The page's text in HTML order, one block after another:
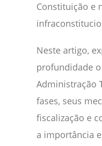
Constituição e
Neste artigo,
profundidade
Administração
fases, seus
fiscalização e
a importância